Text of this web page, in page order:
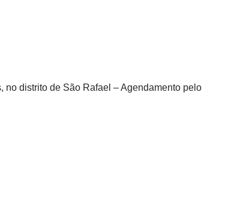
distrito de São Rafael – Agendamento pelo